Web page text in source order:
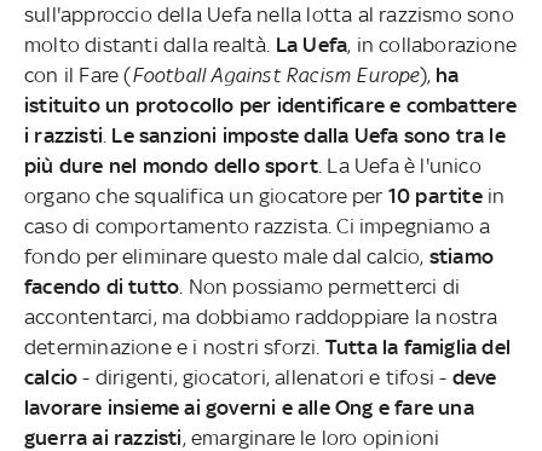
sull'approccio della Uefa nella lotta al razzismo sono
molto distanti dalla realtà. La Uefa, in collaborazione
con il Fare (Football Against Racism Europe), ha
istituito un protocollo per identificare e combattere
i razzisti Le sanzioni imposte dalla Uefa sono tra le
più dure nel mondo dello sport . La Uefa è l'unico
organo che squalifica un giocatore per 10 partite in
caso di comportamento razzista. Ci impegniamo a
fondo per eliminare questo male dal calcio, stiamo
facendo di tutto . Non possiamo permetterci di
accontentarci, ma dobbiamo raddoppiare la nostra
determinazione e i nostri sforzi. Tutta la famiglia del
calcio - dirigenti, giocatori, allenatori e tifosi - deve
lavorare insieme ai governi e alle Ong e fare una
guerra ai razzisti, emarginare le loro opinioni